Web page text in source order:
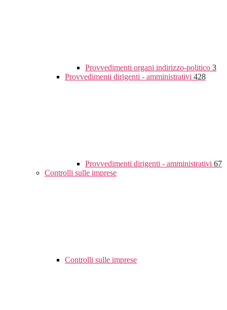
Provvedimenti organi indirizzo-politico 3
Provvedimenti dirigenti - amministrativi 428
Provvedimenti dirigenti - amministrativi 67
Controlli sulle imprese
Controlli sulle imprese